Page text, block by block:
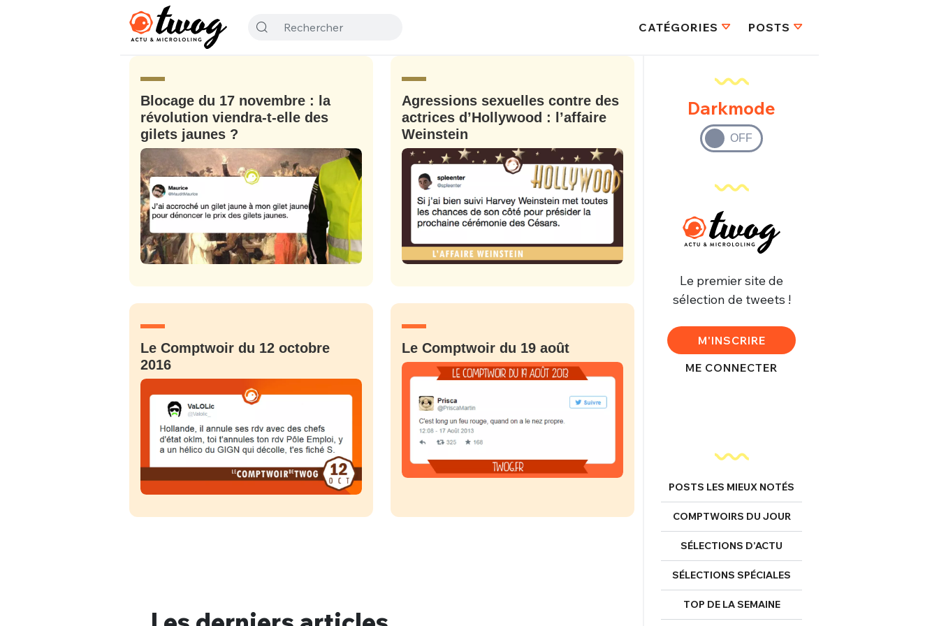
CATÉGORIES POSTS
Blocage du 17 novembre : la
révolution viendra-t-elle des
gilets jaunes ?
Agressions sexuelles contre des
actrices d’Hollywood : l’affaire
Weinstein
Le Comptwoir du 12 octobre
2016
Le Comptwoir du 19 août
Darkmode
Le premier site de
sélection de tweets !
M'INSCRIRE
ME CONNECTER
POSTS LES MIEUX NOTÉS
COMPTWOIRS DU JOUR
SÉLECTIONS D’ACTU
SÉLECTIONS SPÉCIALES
TOP DE LA SEMAINE
FERMER
Bienvenue ! Connexion
FERMER
Que souhaitez-vous proposer ?